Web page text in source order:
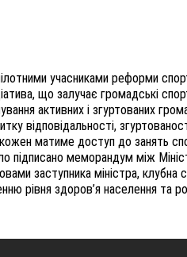
учасниками реформи
що залучає громадські
активних і згуртованих
відповідальності,
матиме доступ до занять
підписано меморандум між
заступника міністра,
рівня здоров’я населення та